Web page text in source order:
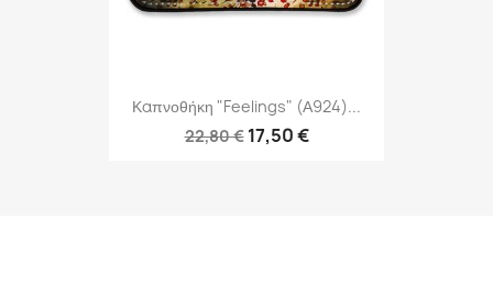
Καπνοθήκη "Feelings" (Α924)...
22,80 € 17,50 €